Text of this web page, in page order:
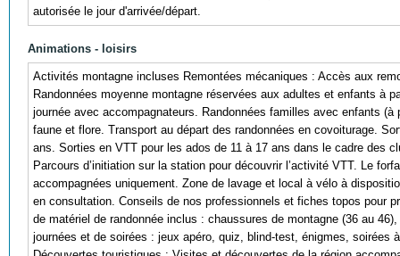
autorisée le jour d'arrivée/départ.
Animations - loisirs
Activités montagne incluses Remontées mécaniques : Accès aux
Randonnées moyenne montagne réservées aux adultes et enfants à
journée avec accompagnateurs. Randonnées familles avec enfants
faune et flore. Transport au départ des randonnées en covoiturage.
ans. Sorties en VTT pour les ados de 11 à 17 ans dans le cadre des
Parcours d’initiation sur la station pour découvrir l’activité VTT. Le
accompagnées uniquement. Zone de lavage et local à vélo à
en consultation. Conseils de nos professionnels et fiches topos pour
de matériel de randonnée inclus : chaussures de montagne (36 au
journées et de soirées : jeux apéro, quiz, blind-test, énigmes,